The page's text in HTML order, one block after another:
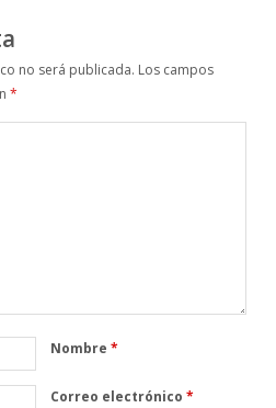
no será publicada. Los campos
*
Nombre*
Correo electrónico*